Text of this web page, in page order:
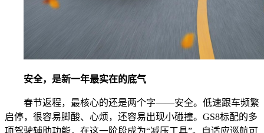
安全，是新一年最实在的底气
春节返程，最核心的还是两个字——安全。低速跟车频繁
启停，很容易脚酸、心烦，还容易出现小碰撞。GS8标配的多